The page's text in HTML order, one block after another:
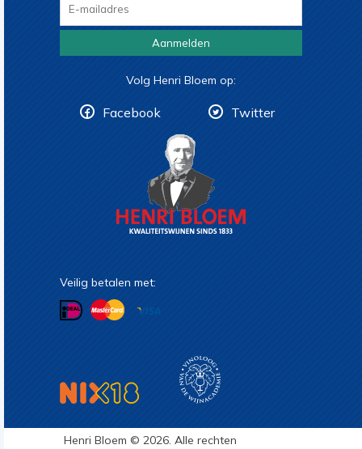
Aanmelden
Volg Henri Bloem op:
Facebook Twitter
Veilig betalen met:
Henri Bloem © 2026. Alle rechten